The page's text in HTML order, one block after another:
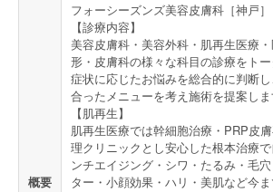
概要
フォーシーズンズ美容皮膚科［神戸］
【診療内容】
美容皮膚科・美容外科・肌再生医療
形・皮膚科の様々な科目の診療をト
症状に応じたお悩みを総合的に判断
合ったメニューを考え施術を提案しま
【肌再生】
肌再生医療では幹細胞治療・PRP皮
理クリニックとし安心した根本治療
ンチエイジング・シワ・たるみ・毛
ター・小顔効果・ハリ・美肌など今